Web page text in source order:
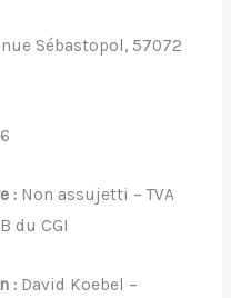
Sébastopol, 57072
: Non assujetti – TVA
du CGI
: David Koebel –